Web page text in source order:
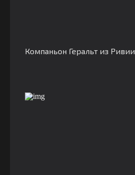
Компаньон Геральт из Ривии